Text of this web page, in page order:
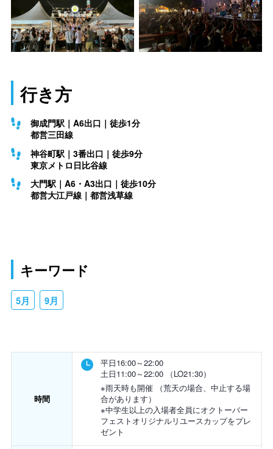
行き方
御成門駅｜A6出口｜徒歩1分
都営三田線
神谷町駅｜3番出口｜徒歩9分
東京メトロ日比谷線
大門駅｜A6・A3出口｜徒歩10分
都営大江戸線｜都営浅草線
キーワード
5月 9月
時間
平日16:00～22:00
土日11:00～22:00 （LO21:30）
※雨天時も開催 （荒天の場合、中止する場
合があります）
※中学生以上の入場者全員にオクトーバー
フェストオリジナルリユースカップをプレ
ゼント